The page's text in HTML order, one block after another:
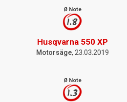
Ø Note
1.8
Husqvarna 550 XP
Motorsäge, 23.03.2019
Ø Note
1.3